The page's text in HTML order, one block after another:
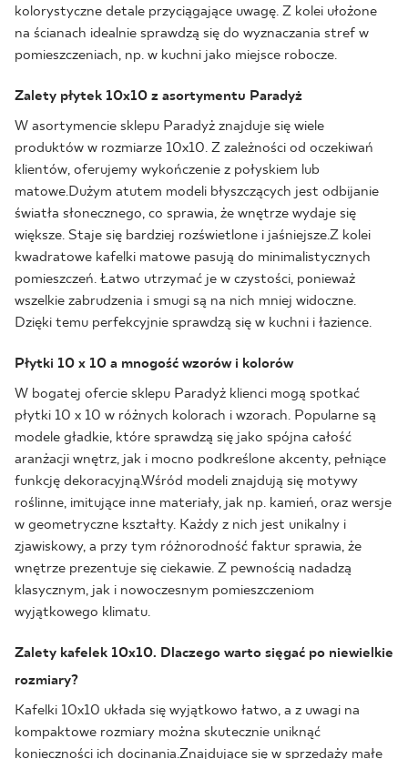
kolorystyczne detale przyciągające uwagę. Z kolei ułożone
na ścianach idealnie sprawdzą się do wyznaczania stref w
pomieszczeniach, np. w kuchni jako miejsce robocze.
Zalety płytek 10x10 z asortymentu Paradyż
W asortymencie sklepu Paradyż znajduje się wiele
produktów w rozmiarze 10x10. Z zależności od oczekiwań
klientów, oferujemy wykończenie z połyskiem lub
matowe.Dużym atutem modeli błyszczących jest odbijanie
światła słonecznego, co sprawia, że wnętrze wydaje się
większe. Staje się bardziej rozświetlone i jaśniejsze.Z kolei
kwadratowe kafelki matowe pasują do minimalistycznych
pomieszczeń. Łatwo utrzymać je w czystości, ponieważ
wszelkie zabrudzenia i smugi są na nich mniej widoczne.
Dzięki temu perfekcyjnie sprawdzą się w kuchni i łazience.
Płytki 10 x 10 a mnogość wzorów i kolorów
W bogatej ofercie sklepu Paradyż klienci mogą spotkać
płytki 10 x 10 w różnych kolorach i wzorach. Popularne są
modele gładkie, które sprawdzą się jako spójna całość
aranżacji wnętrz, jak i mocno podkreślone akcenty, pełniące
funkcję dekoracyjną.Wśród modeli znajdują się motywy
roślinne, imitujące inne materiały, jak np. kamień, oraz wersje
w geometryczne kształty. Każdy z nich jest unikalny i
zjawiskowy, a przy tym różnorodność faktur sprawia, że
wnętrze prezentuje się ciekawie. Z pewnością nadadzą
klasycznym, jak i nowoczesnym pomieszczeniom
wyjątkowego klimatu.
Zalety kafelek 10x10. Dlaczego warto sięgać po niewielkie
rozmiary?
Kafelki 10x10 układa się wyjątkowo łatwo, a z uwagi na
kompaktowe rozmiary można skutecznie uniknąć
konieczności ich docinania.Znajdujące się w sprzedaży małe